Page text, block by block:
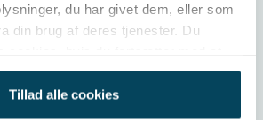
du har givet dem, eller som
din brug af deres tjenester. Du
Tillad alle cookies
at skabe digitale løsninger, der er